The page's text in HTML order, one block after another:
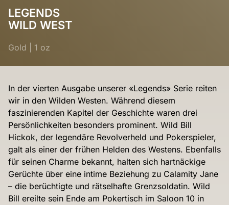
LEGENDS
WILD WEST
Gold 1 oz
In der vierten Ausgabe unserer «Legends» Serie reiten
wir in den Wilden Westen. Während diesem
faszinierenden Kapitel der Geschichte waren drei
Persönlichkeiten besonders prominent. Wild Bill
Hickok, der legendäre Revolverheld und Pokerspieler,
galt als einer der frühen Helden des Westens. Ebenfalls
für seinen Charme bekannt, halten sich hartnäckige
Gerüchte über eine intime Beziehung zu Calamity Jane
– die berüchtigte und rätselhafte Grenzsoldatin. Wild
Bill ereilte sein Ende am Pokertisch im Saloon 10 in